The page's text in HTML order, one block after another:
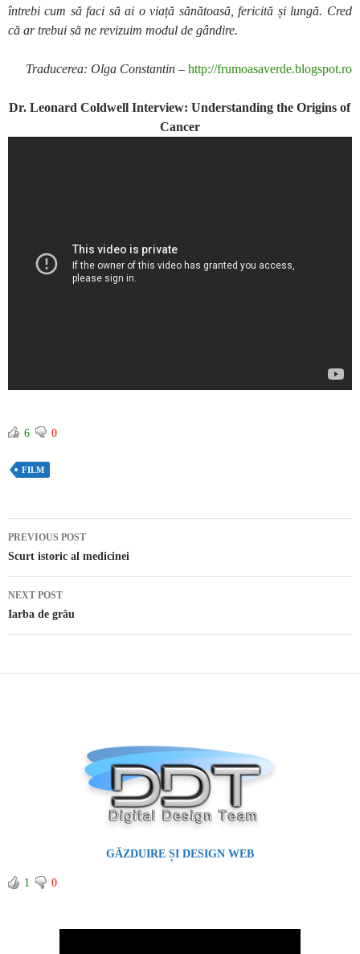
întrebi cum să faci să ai o viață sănătoasă, fericită și lungă. Cred
că ar trebui să ne revizuim modul de gândire.
Traducerea: Olga Constantin – http://frumoasaverde.blogspot.ro
Dr. Leonard Coldwell Interview: Understanding the Origins of
Cancer
6 0
FILM
Post navigation
PREVIOUS POST
Scurt istoric al medicinei
NEXT POST
Iarba de grâu
GĂZDUIRE ȘI DESIGN WEB
1 0